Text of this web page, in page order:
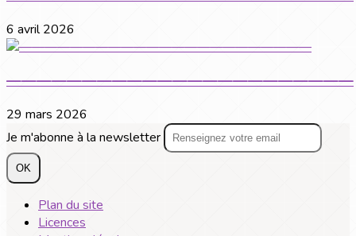
6 avril 2026
———————————————————————
29 mars 2026
Je m'abonne à la newsletter
OK
Plan du site
Licences